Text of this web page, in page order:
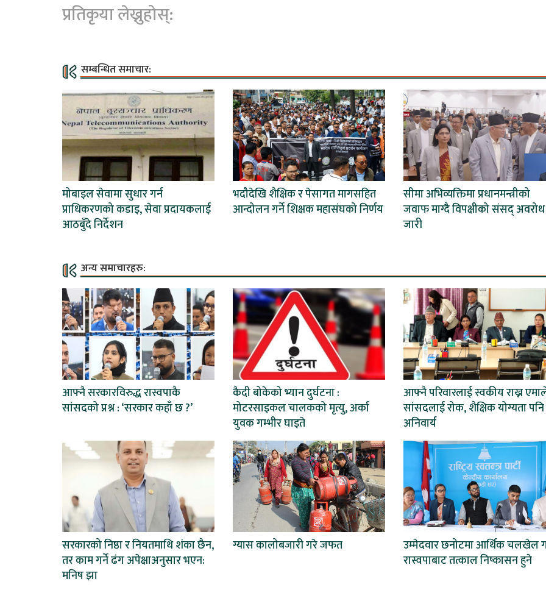
प्रतिकृया लेख्नुहोस्:
सम्बन्धित समाचार:
मोबाइल सेवामा सुधार गर्न
प्राधिकरणको कडाइ, सेवा प्रदायकलाई
आठबुँदे निर्देशन
भदौदेखि शैक्षिक र पेसागत मागसहित
आन्दोलन गर्ने शिक्षक महासंघको निर्णय
सीमा अभिव्यक्तिमा प्रधानमन्त्रीको
जवाफ माग्दै विपक्षीको संसद् अवरोध
जारी
अन्य समाचारहरु:
आफ्नै सरकारविरुद्ध रास्वपाकै
सांसदको प्रश्न : ‘सरकार कहाँ छ ?’
कैदी बोकेको भ्यान दुर्घटना :
मोटरसाइकल चालकको मृत्यु, अर्का
युवक गम्भीर घाइते
आफ्नै परिवारलाई स्वकीय राख्न
सांसदलाई रोक, शैक्षिक योग्यता पनि
अनिवार्य
सरकारको निष्ठा र नियतमाथि शंका छैन,
तर काम गर्ने ढंग अपेक्षाअनुसार भएन:
मनिष झा
ग्यास कालोबजारी गरे जफत
उम्मेदवार छनोटमा आर्थिक चलखेल
रास्वपाबाट तत्काल निष्कासन हुने